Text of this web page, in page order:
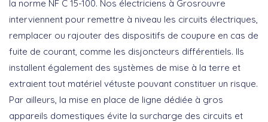
la norme NF C 15-100. Nos électriciens à Grosrouvre
interviennent pour remettre à niveau les circuits électriques,
remplacer ou rajouter des dispositifs de coupure en cas de
fuite de courant, comme les disjoncteurs différentiels. Ils
installent également des systèmes de mise à la terre et
extraient tout matériel vétuste pouvant constituer un risque.
Par ailleurs, la mise en place de ligne dédiée à gros
appareils domestiques évite la surcharge des circuits et